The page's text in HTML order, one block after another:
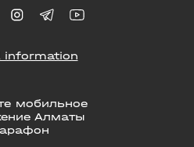
мобильное
Алматы
information